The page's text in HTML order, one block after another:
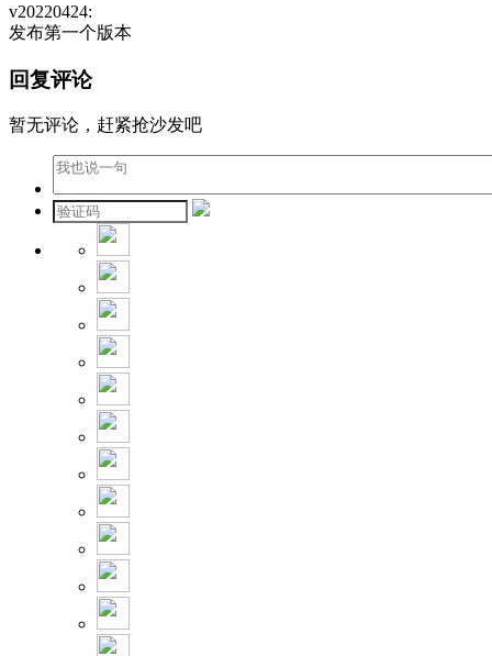
v20220424:
发布第一个版本
回复评论
暂无评论，赶紧抢沙发吧